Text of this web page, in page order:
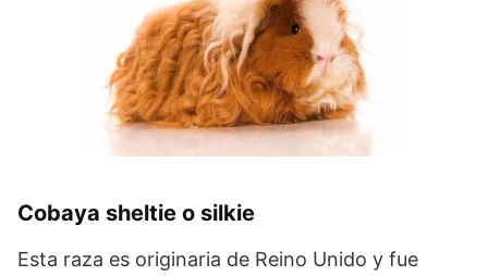
Cobaya sheltie o silkie
Esta raza es originaria de Reino Unido y fue